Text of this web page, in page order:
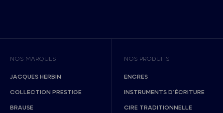
NOS MARQUES
JACQUES HERBIN
COLLECTION PRESTIGE
BRAUSE
NOS PRODUITS
ENCRES
INSTRUMENTS D’ÉCRITURE
CIRE TRADITIONNELLE